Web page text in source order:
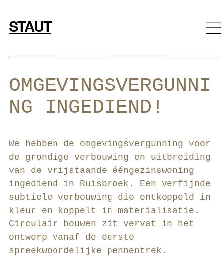
naar
de
STAUT
OMGEVINGSVERGUNNI
NG INGEDIEND!
We hebben de omgevingsvergunning voor
de grondige verbouwing en uitbreiding
van de vrijstaande ééngezinswoning
ingediend in Ruisbroek. Een verfijnde
subtiele verbouwing die ontkoppeld in
kleur en koppelt in materialisatie.
Circulair bouwen zit vervat in het
ontwerp vanaf de eerste
spreekwoordelijke pennentrek.